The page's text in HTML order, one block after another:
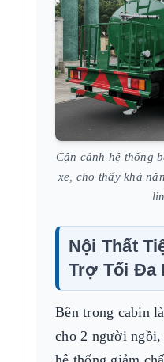
Cận cảnh hệ thống
xe, cho thấy khả
Nội Thất
Trợ Tối Đa
Bên trong cabin
cho 2 người